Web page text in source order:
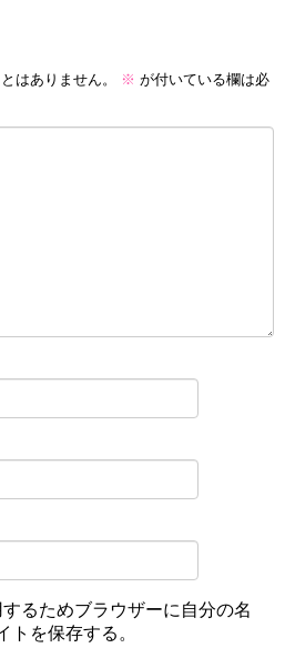
はありません。 ※ が付いている欄は必
るためブラウザーに自分の名
トを保存する。